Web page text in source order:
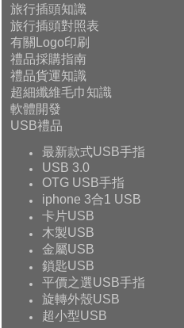
旅行插頭知識
旅行插頭對照表
有關Logo印刷
禮品採購指南
禮品貨運知識
超細纖維毛巾知識
軟體開發
USB禮品
最新款式USB手指
USB 3.0
OTG USB手指
iphone 3合1 USB
卡片USB
木製USB
金屬USB
鎖匙USB
平價之選USB手指
旋轉外殼USB
超小型USB